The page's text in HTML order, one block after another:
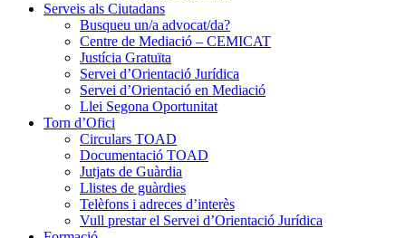
Serveis als Ciutadans
Busqueu un/a advocat/da?
Centre de Mediació – CEMICAT
Justícia Gratuïta
Servei d’Orientació Jurídica
Servei d’Orientació en Mediació
Llei Segona Oportunitat
Torn d’Ofici
Circulars TOAD
Documentació TOAD
Jutjats de Guàrdia
Llistes de guàrdies
Telèfons i adreces d’interès
Vull prestar el Servei d’Orientació Jurídica